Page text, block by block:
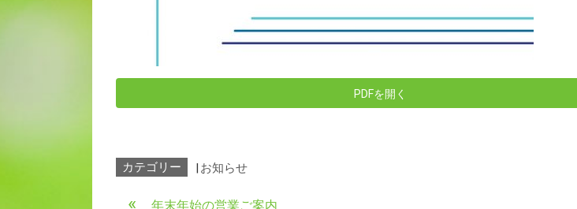
PDFを開く
カテゴリー お知らせ
年末年始の営業ご案内